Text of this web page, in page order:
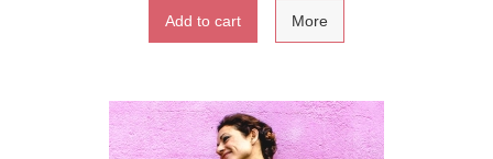
Add to cart More